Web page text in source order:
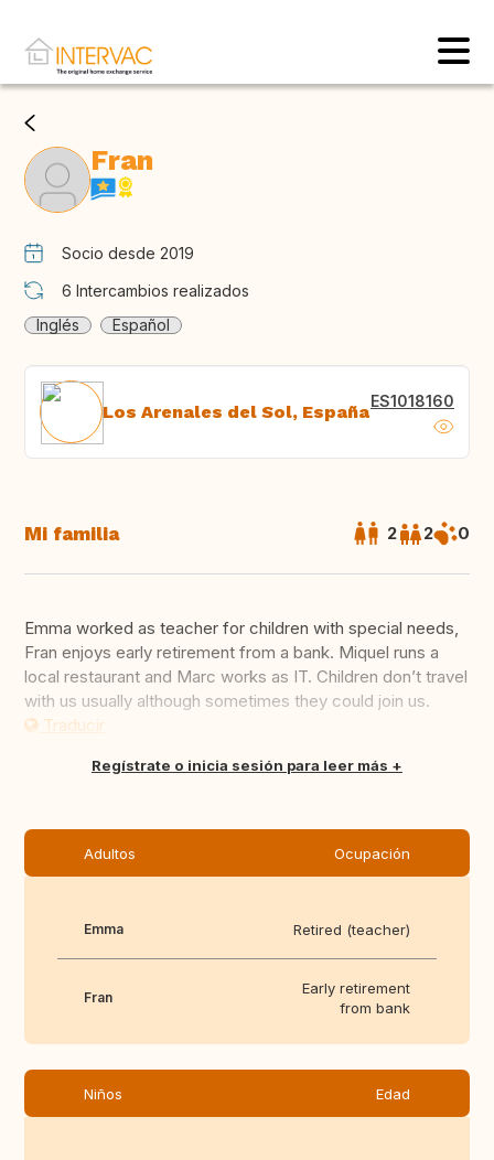
Fran
Socio desde 2019
6 Intercambios realizados
Inglés
Español
Los Arenales del Sol, EspañaES1018160
Mi familia 2 2 0
Emma worked as teacher for children with special needs,
Fran enjoys early retirement from a bank. Miquel runs a
local restaurant and Marc works as IT. Children don’t travel
with us usually although sometimes they could join us.
Traducir
Regístrate o inicia sesión para leer más
Adultos Ocupación
Emma Retired (teacher)
Fran
Early retirement
from bank
Niños Edad